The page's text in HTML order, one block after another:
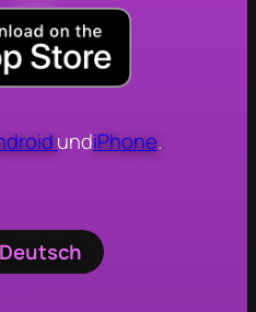
undiPhone.